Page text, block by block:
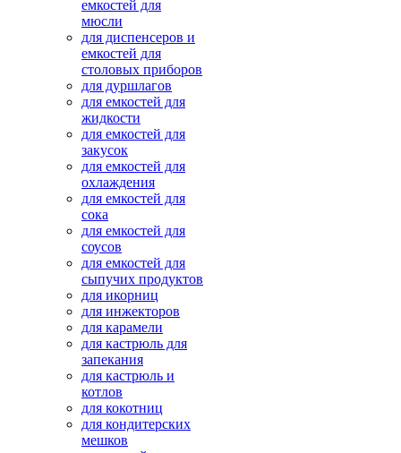
емкостей для
мюсли
для диспенсеров и
емкостей для
столовых приборов
для дуршлагов
для емкостей для
жидкости
для емкостей для
закусок
для емкостей для
охлаждения
для емкостей для
сока
для емкостей для
соусов
для емкостей для
сыпучих продуктов
для икорниц
для инжекторов
для карамели
для кастрюль для
запекания
для кастрюль и
котлов
для кокотниц
для кондитерских
мешков